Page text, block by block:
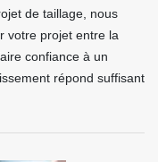
de taillage, nous
votre projet entre la
confiance à un
répond suffisant